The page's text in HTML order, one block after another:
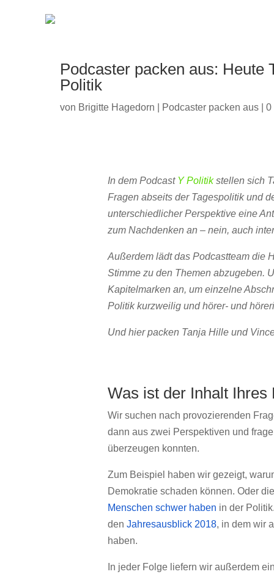
Podcaster packen aus: Heute
Politik
von Brigitte Hagedorn Podcaster packen aus 0
In dem Podcast Y Politikstellen sich
Fragen abseits der Tagespolitik und
unterschiedlicher Perspektive eine
zum Nachdenken an – nein, auch
Außerdem lädt das Podcastteam die
Stimme zu den Themen abzugeben.
Kapitelmarken an, um einzelne
Politik kurzweilig und hörer- und
Und hier packen Tanja Hille und
Was ist der Inhalt Ihres
Wir suchen nach provozierenden
dann aus zwei Perspektiven und
überzeugen konnten.
Zum Beispiel haben wir gezeigt,
Demokratie schaden können. Oder
Menschen schwer haben in der
denJahresausblick 2018, in dem wir
haben.
In jeder Folge liefern wir außerdem